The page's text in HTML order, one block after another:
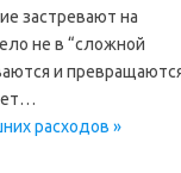
застревают на
не в “сложной
и
расходов »